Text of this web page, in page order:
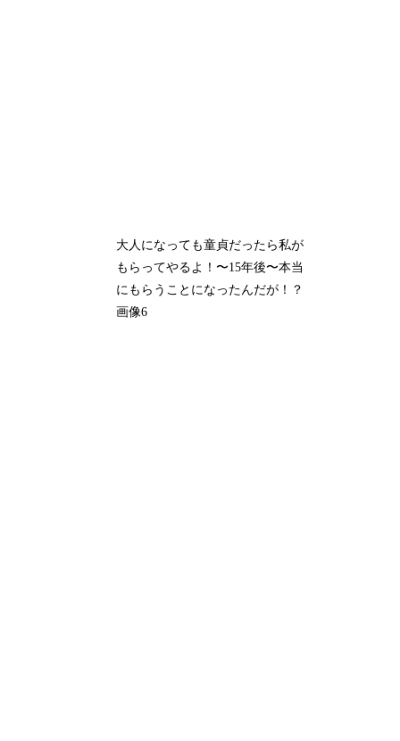
大人になっても童貞だったら私が
もらってやるよ！〜15年後〜本当
にもらうことになったんだが！？
画像6